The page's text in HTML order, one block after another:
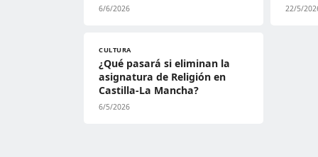
6/6/2026 22/5/
CULTURA
¿Qué pasará si eliminan la
asignatura de Religión en
Castilla-La Mancha?
6/5/2026